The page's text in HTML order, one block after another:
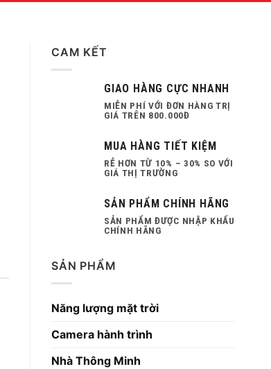
CAM KẾT
GIAO HÀNG CỰC NHANH
MIỄN PHÍ VỚI ĐƠN HÀNG TRỊ
GIÁ TRÊN 800.000Đ
MUA HÀNG TIẾT KIỆM
RẺ HƠN TỪ 10% – 30% SO VỚI
GIÁ THỊ TRƯỜNG
SẢN PHẨM CHÍNH HÃNG
SẢN PHẨM ĐƯỢC NHẬP KHẨU
CHÍNH HÃNG
SẢN PHẨM
Năng lượng mặt trời
Camera hành trình
Nhà Thông Minh